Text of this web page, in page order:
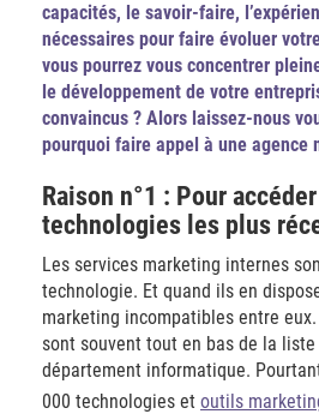
capacités, le savoir-faire,
nécessaires pour faire évoluer
vous pourrez vous concentrer
le développement de votre
convaincus ? Alors laissez-nous
pourquoi faire appel à une agence
Raison n°1 : Pour
technologies les plus
Les services marketing internes
technologie. Et quand ils en
marketing incompatibles entre
sont souvent tout en bas de la
département informatique.
000 technologies et outils